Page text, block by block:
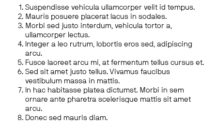
Suspendisse vehicula ullamcorper velit id tempus.
Mauris posuere placerat lacus in sodales.
Morbi sed justo interdum, vehicula tortor a,
ullamcorper lectus.
Integer a leo rutrum, lobortis eros sed, adipiscing
arcu.
Fusce laoreet arcu mi, at fermentum tellus cursus et.
Sed sit amet justo tellus. Vivamus faucibus
vestibulum massa in mattis.
In hac habitasse platea dictumst. Morbi in sem
ornare ante pharetra scelerisque mattis sit amet
arcu.
Donec sed mauris diam.